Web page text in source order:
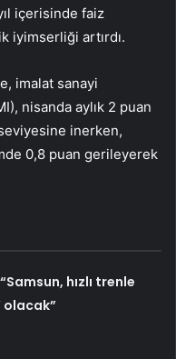
içerisinde faiz
iyimserliği artırdı.
imalat sanayi
nisanda aylık 2 puan
inerken,
0,8 puan gerileyerek
hızlı trenle
olacak”